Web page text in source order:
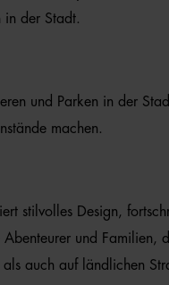
in der Stadt.
und Parken in der
machen.
stilvolles Design,
und
auch auf ländlichen